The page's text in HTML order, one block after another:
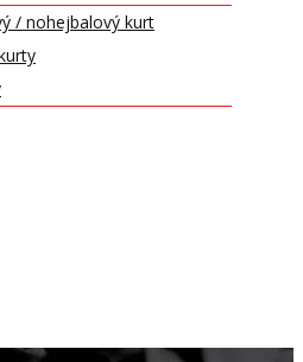
/ nohejbalový kurt